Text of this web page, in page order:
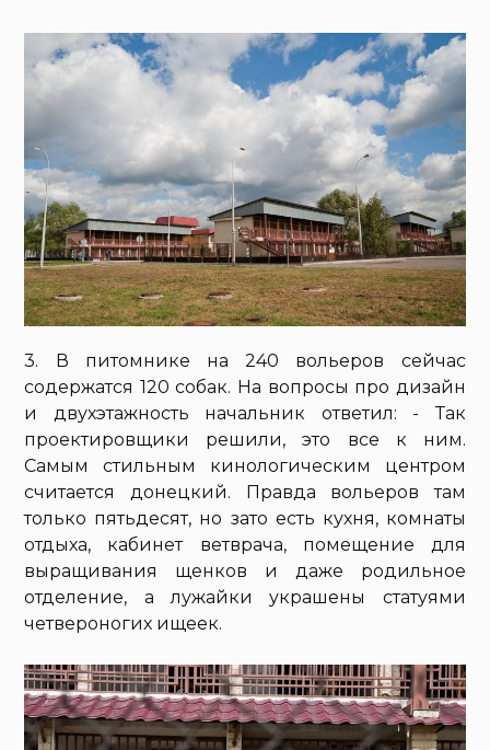
3. В питомнике на 240 вольеров сейчас
содержатся 120 собак. На вопросы про дизайн
и двухэтажность начальник ответил: - Так
проектировщики решили, это все к ним.
Самым стильным кинологическим центром
считается донецкий. Правда вольеров там
только пятьдесят, но зато есть кухня, комнаты
отдыха, кабинет ветврача, помещение для
выращивания щенков и даже родильное
отделение, а лужайки украшены статуями
четвероногих ищеек.